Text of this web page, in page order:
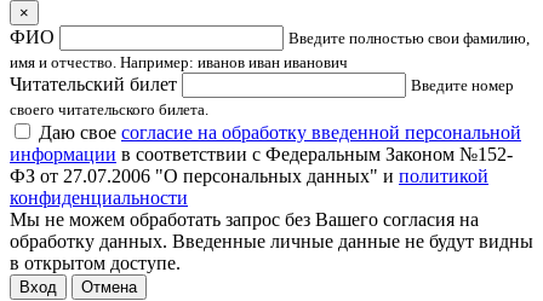
×
ФИО
Введите полностью свои фамилию,
имя и отчество. Например: иванов иван иванович
Читательский билет
Введите номер
своего читательского билета.
Даю свое согласие на обработку введенной персональной
информации в соответствии с Федеральным Законом №152-
ФЗ от 27.07.2006 "О персональных данных" и политикой
конфиденциальности
Мы не можем обработать запрос без Вашего согласия на
обработку данных. Введенные личные данные не будут видны
в открытом доступе.
Отмена